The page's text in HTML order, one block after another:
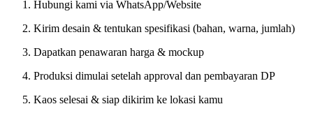
Hubungi kami via WhatsApp/Website
Kirim desain & tentukan spesifikasi (bahan, warna, jumlah)
Dapatkan penawaran harga & mockup
Produksi dimulai setelah approval dan pembayaran DP
Kaos selesai & siap dikirim ke lokasi kamu